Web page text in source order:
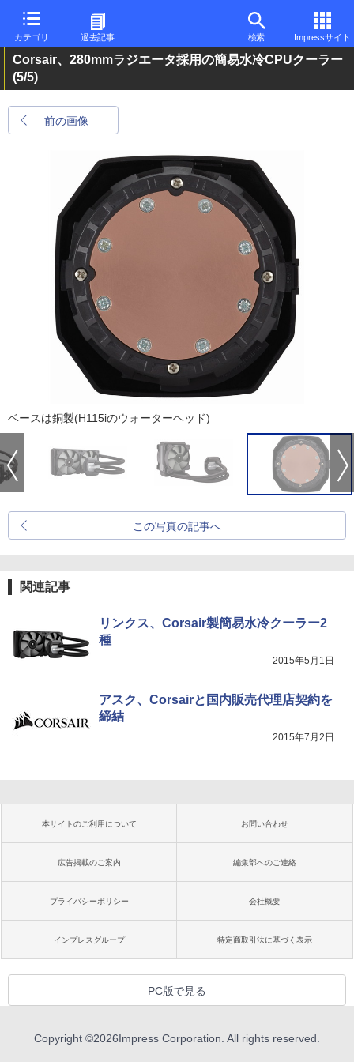
カテゴリ 過去記事 検索 Impressサイト
Corsair、280mmラジエータ採用の簡易水冷CPUクーラー
(5/5)
前の画像
ベースは銅製(H115iのウォーターヘッド)
この写真の記事へ
関連記事
リンクス、Corsair製簡易水冷クーラー2
種
2015年5月1日
アスク、Corsairと国内販売代理店契約を
締結
2015年7月2日
本サイトのご利用について お問い合わせ
広告掲載のご案内 編集部へのご連絡
プライバシーポリシー 会社概要
インプレスグループ 特定商取引法に基づく表示
PC版で見る
Copyright ©2026Impress Corporation. All rights reserved.